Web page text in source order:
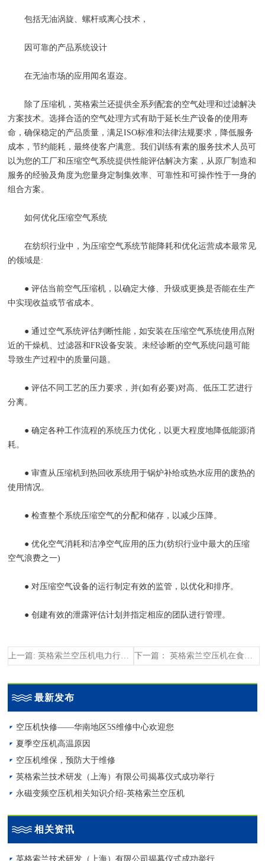
包括无油涡旋、螺杆或离心技术，
因可靠的产品系统设计
在无油市场的应用闻名遐迩。
除了压缩机，英格索兰还提供全系列配套的空气处理和过滤解决
方案技术。选择合适的空气处理方式有助于延长生产设备的使用寿
命，确保稳定的产品质量，满足ISO标准和法律法规要求，降低服务
成本，节约能耗，最终使客户满意。我们训练有素的服务技术人员可
以为您的工厂和压缩空气系统提供性能评估解决方案，从原厂制造和
服务的经验及角度为您量身定制集效率、可靠性和可操作性于一身的
组合方案。
如何优化压缩空气系统
在纺织行业中，为压缩空气系统节能降耗和优化运营成本最常见
的领域是:
● 评估当前空气压缩机，以确定大修、升级或更换是否能在生产
中实现收益或节省成本。
● 通过空气系统评估判断性能，如安装在压缩空气系统使用点附
近的干燥机、过滤器和FR设备安装。未经诊断的空气系统问题可能
导致生产过程中的质量问题。
● 评估不同工艺的压力要求，并(如有必要)对高、低压工艺进行
分离。
● 确定各种工作流程的系统压力优化，以更大程度地降低能源消
耗。
● 审查从压缩机到热回收系统用于锅炉补给或热水应用的废热的
使用情况。
● 检查整个系统压缩空气的分配和储存，以减少压降。
● 优化空气消耗和洁净空气应用的压力(纺织行业中最大的压缩
空气浪费之一)
● 对压缩空气设备的运行制定有效的监管，以优化和排序。
● 创建有效的泄露评估计划并指定相应的团队进行管理。
最新发布
空压机快修——华南地区5S维修中心欢迎您
夏季空压机高温原因
空压机维保，预防大于维修
英格索兰技术研发（上海）有限公司揭幕仪式成功举行
永磁变频空压机相关知识介绍-英格索兰空压机
相关资讯
英格索兰技术研发（上海）有限公司揭幕仪式成功举行